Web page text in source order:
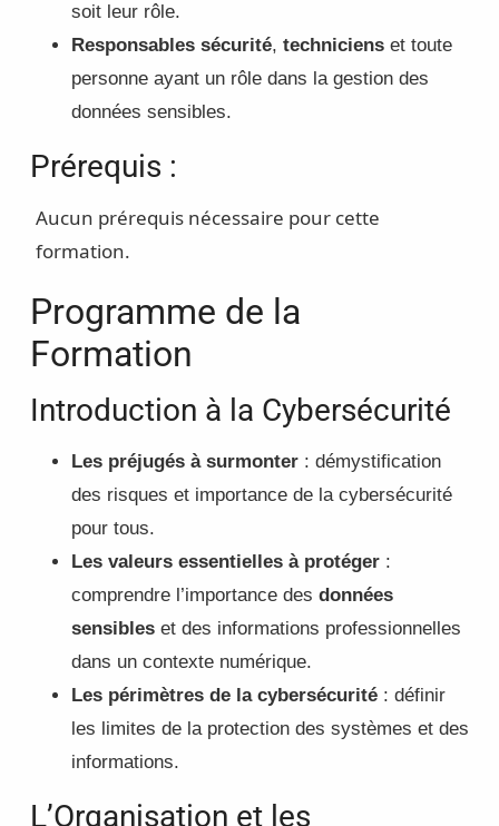
soit leur rôle.
Responsables sécurité, technicienset toute
personne ayant un rôle dans la gestion des
données sensibles.
Prérequis :
Aucun prérequis nécessaire pour cette
formation.
Programme de la
Formation
Introduction à la Cybersécurité
Les préjugés à surmonter: démystification
des risques et importance de la cybersécurité
pour tous.
Les valeurs essentielles à protéger:
comprendre l’importance des données
sensibleset des informations professionnelles
dans un contexte numérique.
Les périmètres de la cybersécurité: définir
les limites de la protection des systèmes et des
informations.
L’Organisation et les